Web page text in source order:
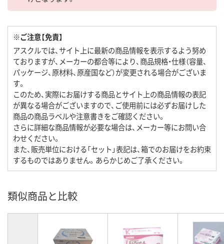
※ご注意【免責】
アスクルでは、サイト上に最新の商品情報を表示するよう努め
ておりますが、メーカーの都合等により、商品規格・仕様（容量、
パッケージ、原材料、原産国など）が変更される場合がございま
す。
このため、実際にお届けする商品とサイト上の商品情報の表記
が異なる場合がございますので、ご使用前には必ずお届けした
商品の商品ラベルや注意書きをご確認ください。
さらに詳細な商品情報が必要な場合は、メーカー等にお問い合
わせください。
また、販売単位における「セット」表記は、箱でのお届けをお約束
するものではありません。あらかじめご了承ください。
類似商品と比較